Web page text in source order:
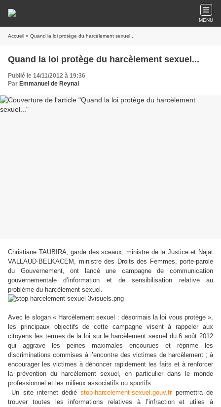
MENU
Accueil » Quand la loi protège du harcèlement sexuel...
Quand la loi protège du harcèlement sexuel...
Publié le 14/11/2012 à 19:36
Par Emmanuel de Reynal
Christiane TAUBIRA, garde des sceaux, ministre de la Justice et Najat
VALLAUD-BELKACEM, ministre des Droits des Femmes, porte-parole
du Gouvernement, ont lancé une campagne de communication
gouvernementale d’information et de sensibilisation relative au
problème du harcèlement sexuel.
Avec le slogan « Harcèlement sexuel : désormais la loi vous protège »,
les principaux objectifs de cette campagne visent à rappeler aux
citoyens les termes de la loi sur le harcèlement sexuel du 6 août 2012
qui aggrave les peines maximales encourues et réprime les
discriminations commises à l’encontre des victimes de harcèlement ; à
encourager les victimes à dénoncer rapidement les faits et à renforcer
la prévention du harcèlement sexuel, en particulier dans le monde
professionnel et les milieux associatifs ou sportifs.
Un site internet dédié stop-harcelement-sexuel.gouv.fr permettra de
trouver toutes les informations relatives à l’infraction et utiles à